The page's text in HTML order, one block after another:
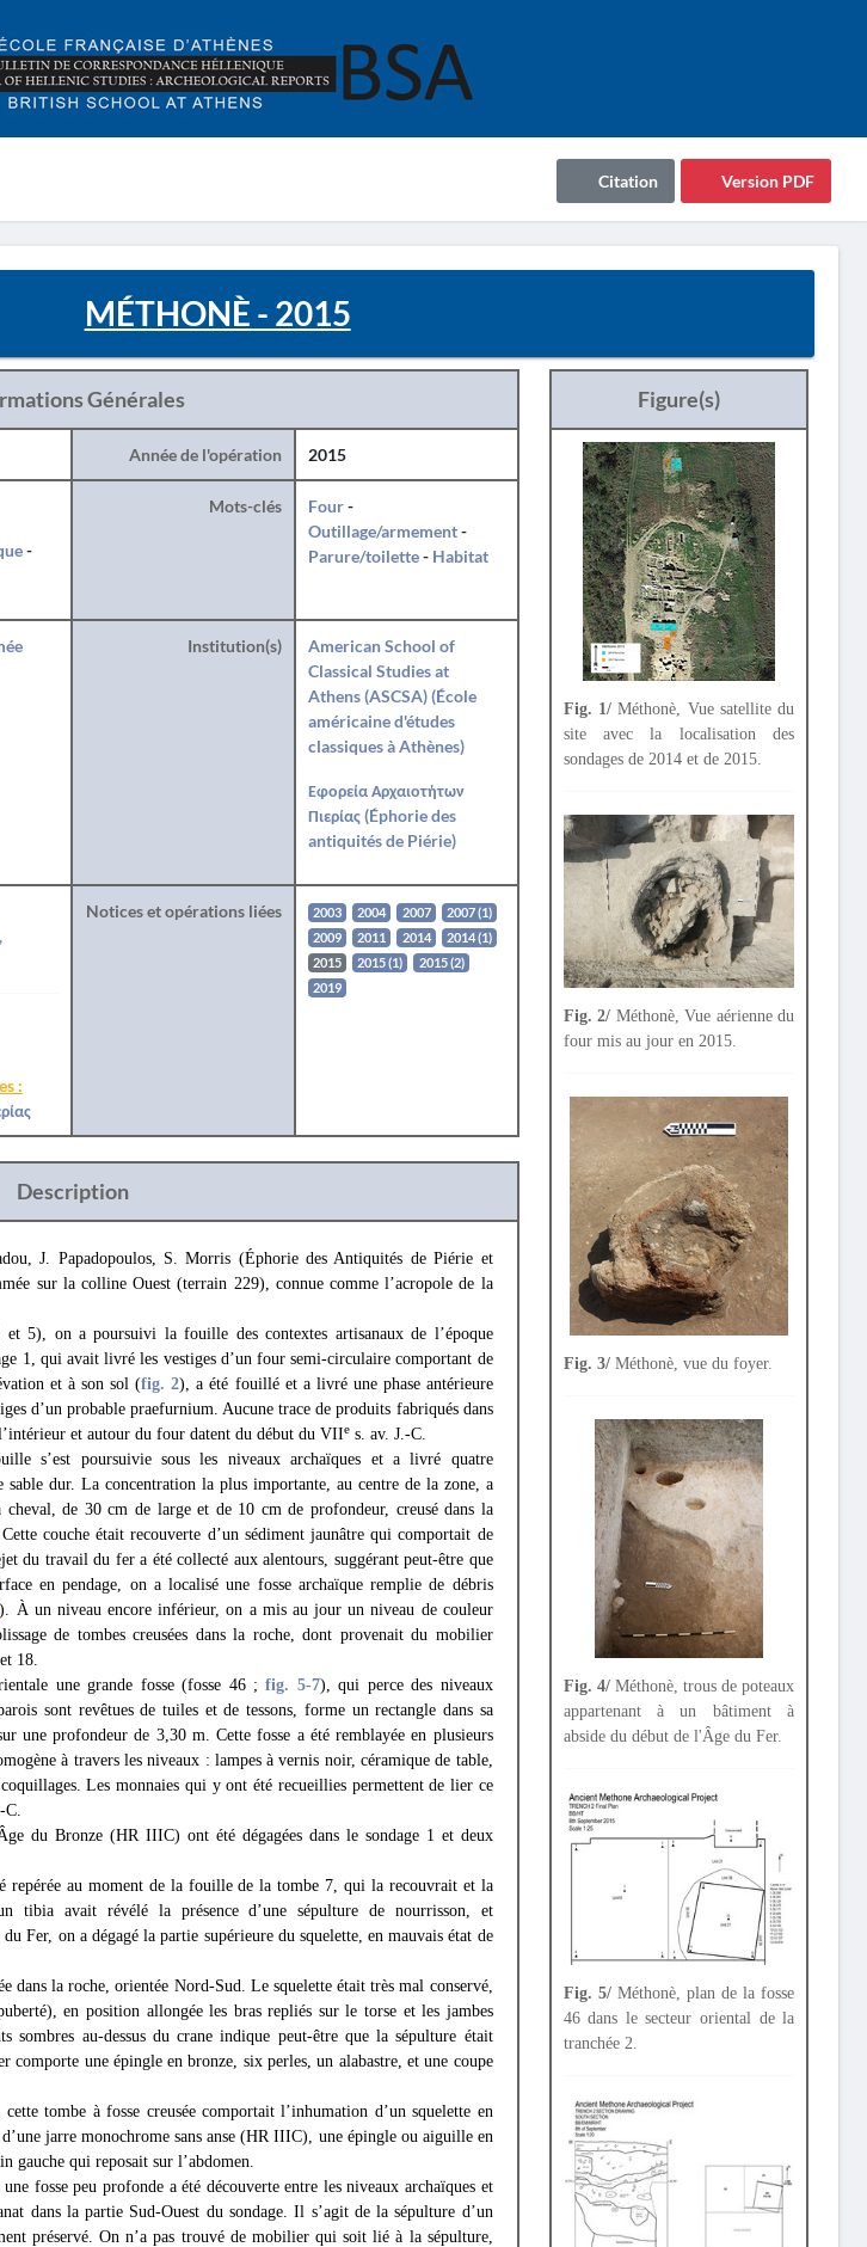
Version PDF
Citation
MÉTHONÈ - 2015
Générales
Année de l'opération 2015
-
Mots-clés Four-
Outillage/armement-
Parure/toilette- Habitat
Institution(s)
American School of
Classical Studies at
Athens (ASCSA) (École
américaine d'études
classiques à Athènes)
Εφορεία Αρχαιοτήτων
Πιερίας (Éphorie des
antiquités de Piérie)
:
Notices et opérations liées 2003 2004 2007
2007 (1)
2009
2011 2014
2014 (1)
2015
2015 (1)
2015 (2)
2019
Description
J. Papadopoulos, S. Morris (Éphorie des Antiquités de Piérie et
sur la colline Ouest (terrain 229), connue comme l’acropole de la
5), on a poursuivi la fouille des contextes artisanaux de l’époque
1, qui avait livré les vestiges d’un four semi-circulaire comportant de
et à son sol (fig. 2), a été fouillé et a livré une phase antérieure
d’un probable praefurnium. Aucune trace de produits fabriqués dans
et autour du four datent du début du VIIe s. av. J.-C.
s’est poursuivie sous les niveaux archaïques et a livré quatre
sable dur. La concentration la plus importante, au centre de la zone, a
de 30 cm de large et de 10 cm de profondeur, creusé dans la
couche était recouverte d’un sédiment jaunâtre qui comportait de
du travail du fer a été collecté aux alentours, suggérant peut-être que
en pendage, on a localisé une fosse archaïque remplie de débris
). À un niveau encore inférieur, on a mis au jour un niveau de couleur
de tombes creusées dans la roche, dont provenait du mobilier
18.
une grande fosse (fosse 46 ;fig. 5-7), qui perce des niveaux
sont revêtues de tuiles et de tessons, forme un rectangle dans sa
une profondeur de 3,30 m. Cette fosse a été remblayée en plusieurs
à travers les niveaux : lampes à vernis noir, céramique de table,
Les monnaies qui y ont été recueillies permettent de lier ce
C.
du Bronze (HR IIIC) ont été dégagées dans le sondage 1 et deux
repérée au moment de la fouille de la tombe 7, qui la recouvrait et la
tibia avait révélé la présence d’une sépulture de nourrisson, et
Fer, on a dégagé la partie supérieure du squelette, en mauvais état de
dans la roche, orientée Nord-Sud. Le squelette était très mal conservé,
en position allongée les bras repliés sur le torse et les jambes
sombres au-dessus du crane indique peut-être que la sépulture était
comporte une épingle en bronze, six perles, un alabastre, et une coupe
tombe à fosse creusée comportait l’inhumation d’un squelette en
jarre monochrome sans anse (HR IIIC), une épingle ou aiguille en
gauche qui reposait sur l’abdomen.
fosse peu profonde a été découverte entre les niveaux archaïques et
dans la partie Sud-Ouest du sondage. Il s’agit de la sépulture d’un
préservé. On n’a pas trouvé de mobilier qui soit lié à la sépulture,
Figure(s)
Fig. 1/Méthonè, Vue satellite du
site avec la localisation des
sondages de 2014 et de 2015.
Fig. 2/ Méthonè, Vue aérienne du
four mis au jour en 2015.
Fig. 3/Méthonè, vue du foyer.
Fig. 4/Méthonè, trous de poteaux
appartenant à un bâtiment à
abside du début de l'Âge du Fer.
Fig. 5/Méthonè, plan de la fosse
46 dans le secteur oriental de la
tranchée 2.